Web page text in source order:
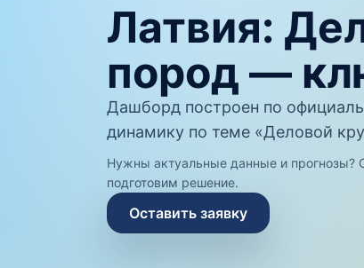
Латвия:
пород —
Дашборд построен по
динамику по теме «Деловой
Нужны актуальные данные и прогнозы?
подготовим решение.
Оставить заявку